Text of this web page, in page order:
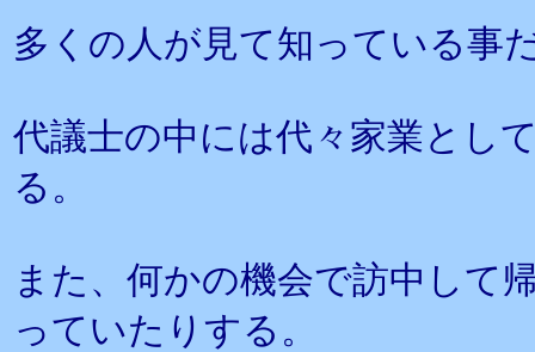
多くの人が見て知っている事
代議士の中には代々家業とし
る。
また、何かの機会で訪中して
っていたりする。